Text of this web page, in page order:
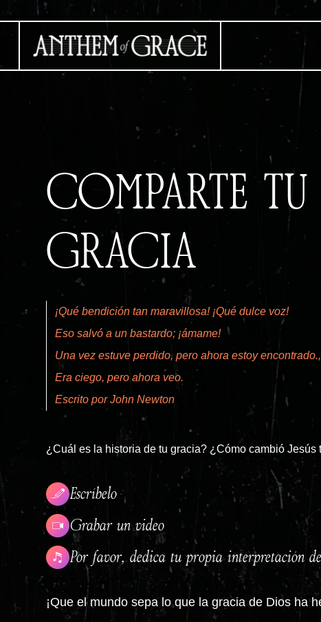
COMPARTE
GRACIA
¡Qué bendición tan maravillosa! ¡Qué dulce voz!
Eso salvó a un bastardo; ¡ámame!
Una vez estuve perdido, pero ahora estoy encontrado.,
Era ciego, pero ahora veo.
Escrito por John Newton
¿Cuál es la historia de tu gracia? ¿Cómo cambió Jesús
Escríbelo
Grabar un video
Por favor, dedica tu propia interpretación
¡Que el mundo sepa lo que la gracia de Dios ha